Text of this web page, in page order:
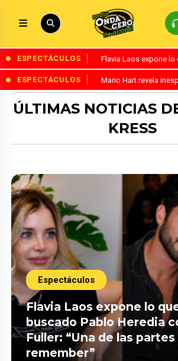
ESPECTÁCULOS Flavia Laos expone lo
ESPECTÁCULOS Mario Hart revela
ÚLTIMAS NOTICIAS
KRESS
Espectáculos
Flavia Laos expone lo
buscado Pablo Heredia
Fuller: “Una de las partes
remember”